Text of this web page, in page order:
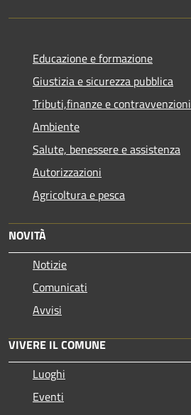
Educazione e formazione
Giustizia e sicurezza pubblica
Tributi,finanze e contravvenzioni
Ambiente
Salute, benessere e assistenza
Autorizzazioni
Agricoltura e pesca
NOVITÀ
Notizie
Comunicati
Avvisi
VIVERE IL COMUNE
Luoghi
Eventi